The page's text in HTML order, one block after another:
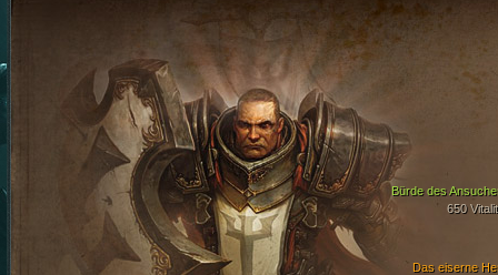
Das eiserne
Bürde des
650